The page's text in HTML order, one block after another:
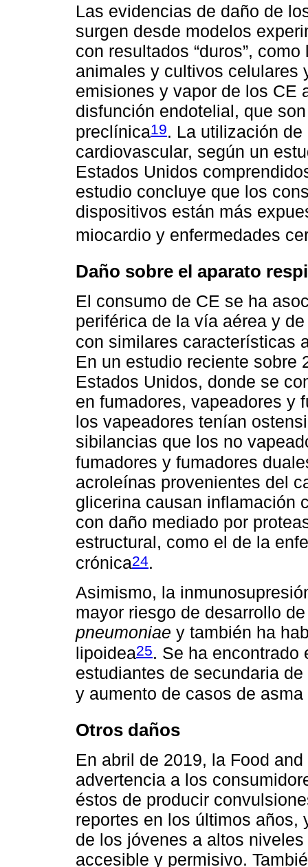
Las evidencias de daño de
surgen desde modelos
con resultados “duros”,
animales y cultivos celulares
emisiones y vapor de los CE
disfunción endotelial, que
preclínica19. La utilización
cardiovascular, según un
Estados Unidos
estudio concluye que los
dispositivos están más
miocardio y enfermedades
Daño sobre el aparato
El consumo de CE se ha
periférica de la vía aérea y
con similares características
En un estudio reciente sobre
Estados Unidos, donde se
en fumadores, vapeadores y
los vapeadores tenían
sibilancias que los no
fumadores y fumadores
acroleínas provenientes del
glicerina causan inflamación
con daño mediado por
estructural, como el de la
crónica24.
Asimismo, la
mayor riesgo de desarrollo
pneumoniae y también ha
lipoidea25. Se ha encontrado
estudiantes de secundaria
y aumento de casos de
Otros daños
En abril de 2019, la Food
advertencia a los
éstos de producir
reportes en los últimos
de los jóvenes a altos
accesible y permisivo.